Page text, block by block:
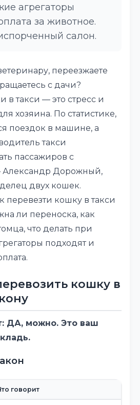
агрегаторы
за животное.
салон.
переезжаете
с дачи?
в такси — это стресс и
хозяина. По статистике,
поездок в машине, а
такси
пассажиров с
Дорожный,
двух кошек.
перевезти кошку в такси
ли переноска, как
что делать при
подходят и
кошку в
ДА, можно. Это ваш
говорит